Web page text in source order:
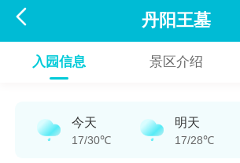
 丹阳王墓
入园信息 景区介绍
今天
17/30℃
明天
17/28℃